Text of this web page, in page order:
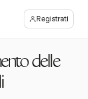
Registrati
delle